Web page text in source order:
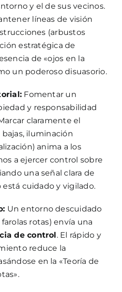
y el de sus vecinos.
líneas de visión
(arbustos
estratégica de
de «ojos en la
un poderoso disuasorio.
Fomentar un
y responsabilidad
claramente el
iluminación
anima a los
a ejercer control sobre
una señal clara de
cuidado y vigilado.
Un entorno descuidado
farolas rotas) envía una
de control. El rápido y
reduce la
en la «Teoría de